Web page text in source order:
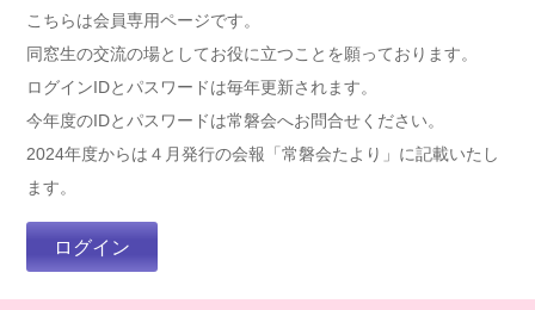
こちらは会員専用ページです。
同窓生の交流の場としてお役に立つことを願っております。
ログインIDとパスワードは毎年更新されます。
今年度のIDとパスワードは常磐会へお問合せください。
2024年度からは４月発行の会報「常磐会たより」に記載いたし
ます。
ログイン